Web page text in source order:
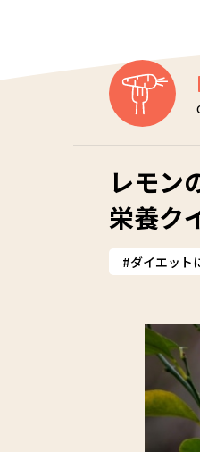
レモン
栄養ク
ダイエット